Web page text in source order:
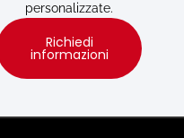
personalizzate.
Richiedi
informazioni